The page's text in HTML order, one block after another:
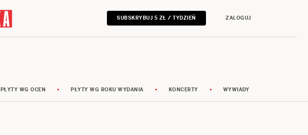
SUBSKRYBUJ 5 ZŁ / TYDZIEŃ ZALOGUJ
PŁYTY WG OCEN PŁYTY WG ROKU WYDANIA KONCERTY WYWIADY